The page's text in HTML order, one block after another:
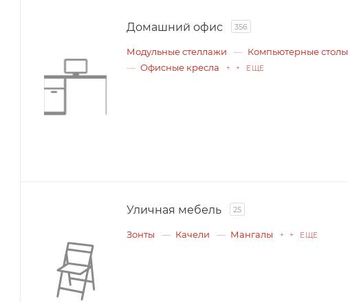
Домашний офис 356
Модульные стеллажи
Компьютерные столы
Офисные кресла
+ + ЕЩЕ
Уличная мебель 25
Зонты Качели Мангалы + + ЕЩЕ